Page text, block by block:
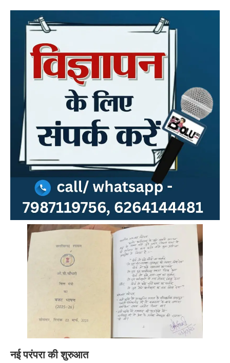
नई परंपरा की शुरुआत